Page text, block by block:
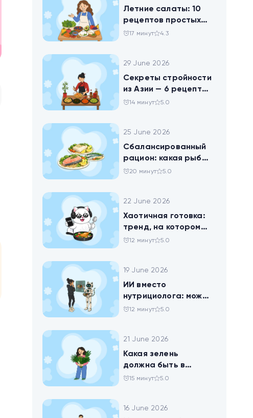
Летние салаты: 10
рецептов простых
блюд для будней и
17 минут 4.3
29 June 2026
Секреты стройности
из Азии — 6 рецептов
китайских салатов
14 минут 5.0
25 June 2026
Сбалансированный
рацион: какая рыба
самая полезная
20 минут 5.0
22 June 2026
Хаотичная готовка:
тренд, на котором
похудел весь ТикТок
12 минут 5.0
19 June 2026
ИИ вместо
нутрициолога: можно
ли доверить
12 минут 5.0
21 June 2026
Какая зелень
должна быть в
тарелке
15 минут 5.0
16 June 2026